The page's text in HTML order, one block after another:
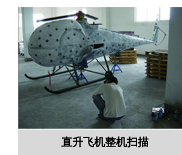
直升飞机整机扫描